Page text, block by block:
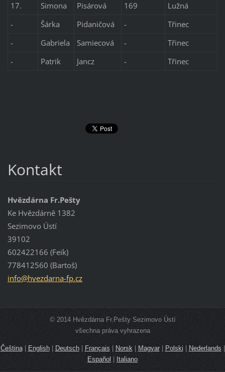
17.
Simona Pisárová 169
Lužná
-
Šárka Pidaničová -
Třinec
-
Gabriela Samiecová -
Třinec
-
Patrik Jancz - Třinec
Kontakt
Hvězdárna Fr.Pešty
Ke Hvězdárně 1382
Sezimovo Ústí
39102
602422166 (Feik)
778412560 (Bartoš)
info@hvezdarna-fp.cz
© 2014 Hvězdárna Fr.Pešty Sezimovo Ústí
všechna práva vyhrazena
Čeština| English|Deutsch| Français Norsk| Magyar| Polski Nederlands
Español
| Italiano